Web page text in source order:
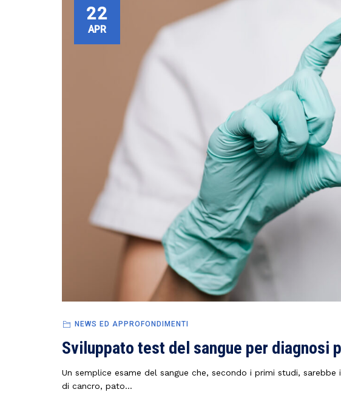
22
APR
NEWS ED APPROFONDIMENTI
Sviluppato test del sangue per diagnosi
Un semplice esame del sangue che, secondo i primi studi,
di cancro, pato...